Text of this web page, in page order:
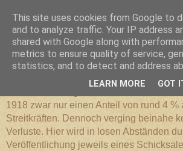
Württembergischer
Weltkriegs-Blog
1918 zwar nur einen Anteil von rund 4 %
Streitkräften. Dennoch verging beinahe
Verluste. Hier wird in losen Abständen
Veröffentlichung jeweils eines
This site uses cookies from Google to
and to analyze traffic. Your IP address
shared with Google along with
metrics to ensure quality of service,
statistics, and to detect and address
LEARN MORE GOT